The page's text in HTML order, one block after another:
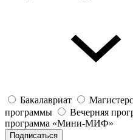
Бакалавриат
программы
Вечерняя
программа «Мини-МИФ»
Подписаться